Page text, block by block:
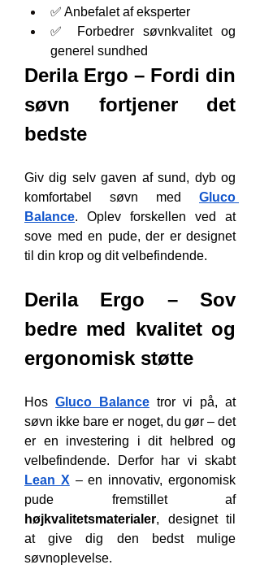
✅ Anbefalet af eksperter
✅ Forbedrer søvnkvalitet og
generel sundhed
Derila Ergo – Fordi din
søvn fortjener det
bedste
Giv dig selv gaven af sund, dyb og
komfortabel søvn med Gluco
Balance. Oplev forskellen ved at
sove med en pude, der er designet
til din krop og dit velbefindende.
Derila Ergo – Sov
bedre med kvalitet og
ergonomisk støtte
Hos Gluco Balance tror vi på, at
søvn ikke bare er noget, du gør – det
er en investering i dit helbred og
velbefindende. Derfor har vi skabt
Lean X – en innovativ, ergonomisk
pude fremstillet af
højkvalitetsmaterialer, designet til
at give dig den bedst mulige
søvnoplevelse.